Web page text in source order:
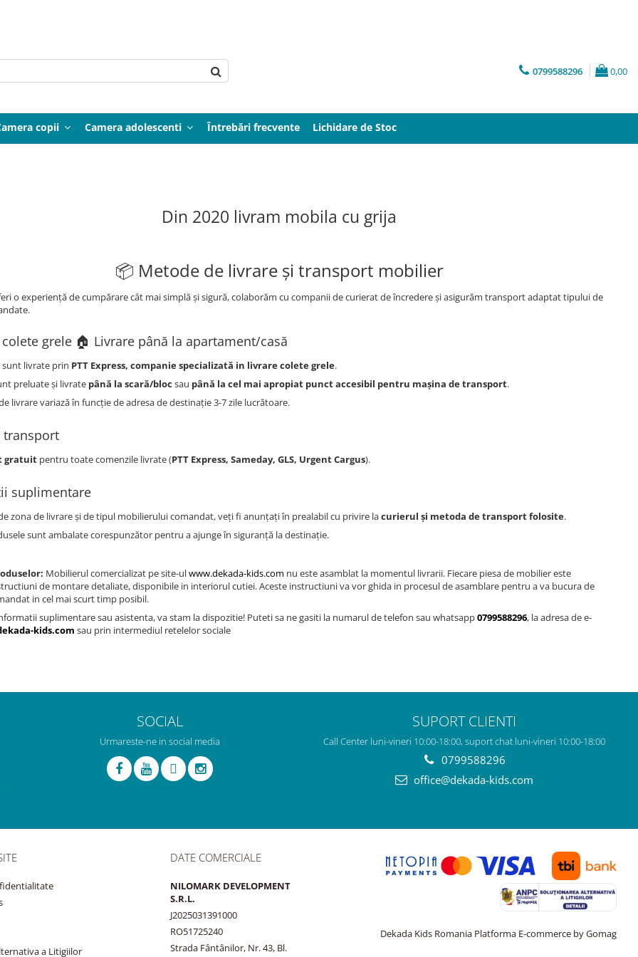
0799588296 0,00
copii Camera adolescenti Întrebări frecvente Lichidare de Stoc
Din 2020 livram mobila cu grija
📦 Metode de livrare și transport mobilier
o experiență de cumpărare cât mai simplă și sigură, colaborăm cu companii de curierat de încredere și asigurăm transport adaptat tipului de
grele 🏠 Livrare până la apartament/casă
sunt livrate prin PTT Express, companie specializată in livrare colete grele.
preluate și livrate până la scară/bloc sau până la cel mai apropiat punct accesibil pentru mașina de transport.
livrare variază în funcție de adresa de destinație 3-7 zile lucrătoare.
transport
gratuit pentru toate comenzile livrate (PTT Express, Sameday, GLS, Urgent Cargus).
suplimentare
zona de livrare și de tipul mobilierului comandat, veți fi anunțați în prealabil cu privire lacurierul și metoda de transport folosite.
sunt ambalate corespunzător pentru a ajunge în siguranță la destinație.
Mobilierul comercializat pe site-ulwww.dekada-kids.com nu este asamblat la momentul livrarii. Fiecare piesa de mobilier este
de montare detaliate, disponibile in interiorul cutiei. Aceste instructiuni va vor ghida in procesul de asamblare pentru a va bucura de
in cel mai scurt timp posibil.
suplimentare sau asistenta, va stam la dispozitie! Puteti sa ne gasiti la numarul de telefon sau whatsapp0799588296, la adresa de e-
kids.com sau prin intermediul retelelor sociale
SOCIAL
Urmareste-ne in social media
SUPORT CLIENTI
Call Center luni-vineri 10:00-18:00, suport chat luni-vineri 10:00-18:00
0799588296
office@dekada-kids.com
a Litigiilor
DATE COMERCIALE
NILOMARK DEVELOPMENT
S.R.L.
J2025031391000
RO51725240
Strada Fântânilor, Nr. 43, Bl.
Dekada Kids Romania Platforma E-commerce by Gomag